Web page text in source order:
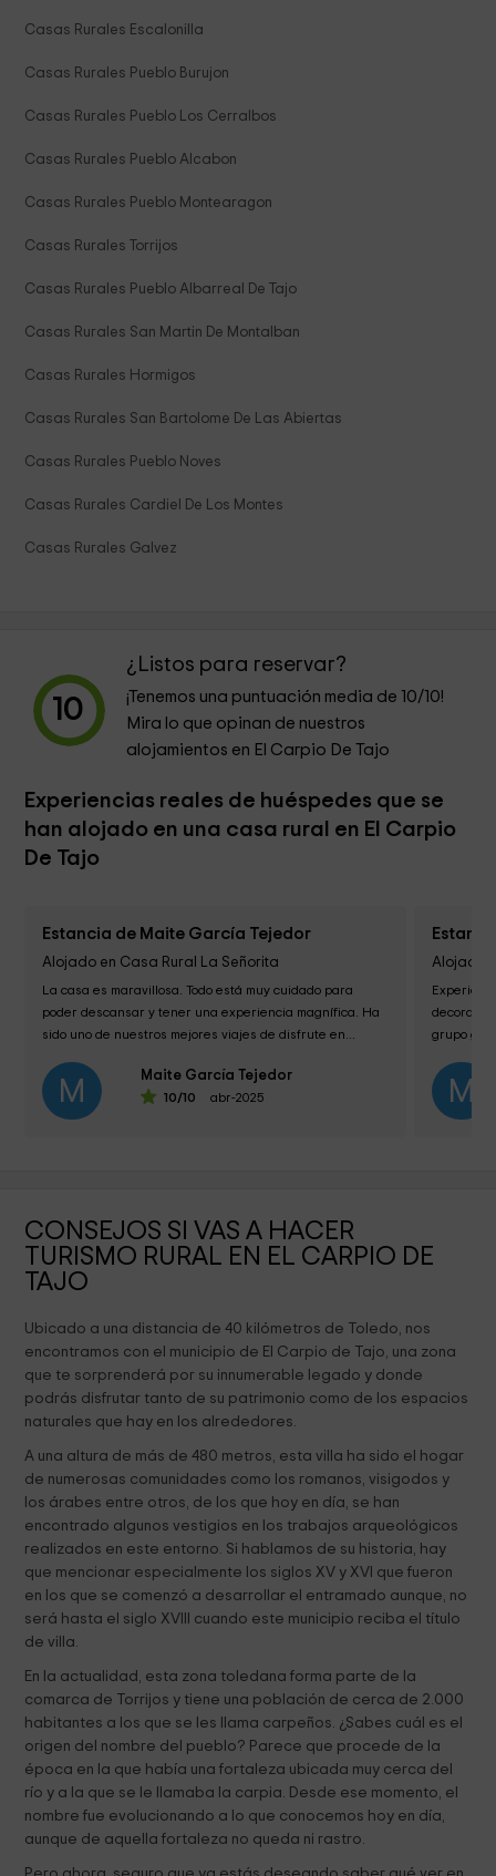
Casas Rurales Escalonilla
Casas Rurales Pueblo Burujon
Casas Rurales Pueblo Los Cerralbos
Casas Rurales Pueblo Alcabon
Casas Rurales Pueblo Montearagon
Casas Rurales Torrijos
Casas Rurales Pueblo Albarreal De Tajo
Casas Rurales San Martin De Montalban
Casas Rurales Hormigos
Casas Rurales San Bartolome De Las Abiertas
Casas Rurales Pueblo Noves
Casas Rurales Cardiel De Los Montes
Casas Rurales Galvez
10
¿Listos para reservar?
¡Tenemos una puntuación media de 10/10!
Mira lo que opinan de nuestros
alojamientos en El Carpio De Tajo
Experiencias reales de huéspedes que se
han alojado en una casa rural en El Carpio
De Tajo
Estancia de Maite García Tejedor
Alojado en Casa Rural La Señorita
La casa es maravillosa. Todo está muy cuidado para
poder descansar y tener una experiencia magnífica. Ha
sido uno de nuestros mejores viajes de disfrute en...
M Maite García Tejedor
10/10 abr-2025
Alojado
decorada
grupo
M
CONSEJOS SI VAS A HACER
TURISMO RURAL EN EL CARPIO DE
TAJO
Ubicado a una distancia de 40 kilómetros de Toledo, nos
encontramos con el municipio de El Carpio de Tajo, una zona
que te sorprenderá por su innumerable legado y donde
podrás disfrutar tanto de su patrimonio como de los espacios
naturales que hay en los alrededores.
A una altura de más de 480 metros, esta villa ha sido el hogar
de numerosas comunidades como los romanos, visigodos y
los árabes entre otros, de los que hoy en día, se han
encontrado algunos vestigios en los trabajos arqueológicos
realizados en este entorno. Si hablamos de su historia, hay
que mencionar especialmente los siglos XV y XVI que fueron
en los que se comenzó a desarrollar el entramado aunque, no
será hasta el siglo XVIII cuando este municipio reciba el título
de villa.
En la actualidad, esta zona toledana forma parte de la
comarca de Torrijos y tiene una población de cerca de 2.000
habitantes a los que se les llama carpeños. ¿Sabes cuál es el
origen del nombre del pueblo? Parece que procede de la
época en la que había una fortaleza ubicada muy cerca del
río y a la que se le llamaba la carpia. Desde ese momento, el
nombre fue evolucionando a lo que conocemos hoy en día,
aunque de aquella fortaleza no queda ni rastro.